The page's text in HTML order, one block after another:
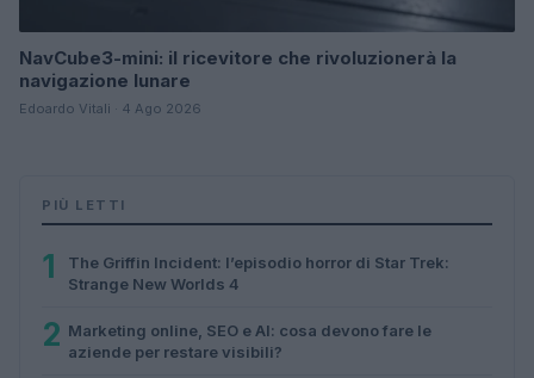
NavCube3-mini: il ricevitore che rivoluzionerà la
navigazione lunare
Edoardo Vitali · 4 Ago 2026
PIÙ LETTI
1
The Griffin Incident: l’episodio horror di Star Trek:
Strange New Worlds 4
2 Marketing online, SEO e AI: cosa devono fare le
aziende per restare visibili?